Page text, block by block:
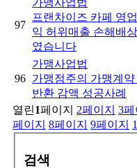
97
가맹사업법
프랜차이즈 카페 영
익 허위매출 손해배
였습니다
96
가맹사업법
가맹점주의 가맹계
반환 감액 성공사례
열린1페이지 2페이지 3페
페이지 8페이지 9페이지
검색